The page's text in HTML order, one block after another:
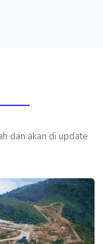
dan akan di update